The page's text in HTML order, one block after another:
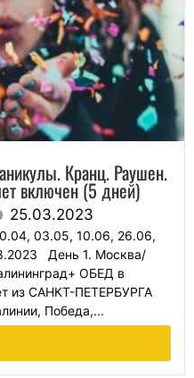
Кранц. Раушен.
включен (5 дней)
25.03.2023
03.05, 10.06, 26.06,
День 1. Москва/
ОБЕД в
из САНКТ-ПЕТЕРБУРГА
Победа,...